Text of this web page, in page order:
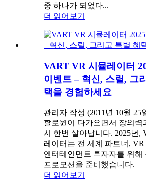
중 하나가 되었다...
더 읽어보기
VART VR 시뮬레이터
이벤트 – 혁신, 스릴, 그
택을 경험하세요
관리자 작성 (2011년 10월 25
할로윈이 다가오면서 창의력
시 한번 살아납니다. 2025년,
레이터는 전 세계 파트너, VR
엔터테인먼트 투자자를 위해
프로모션을 준비했습니다.
더 읽어보기